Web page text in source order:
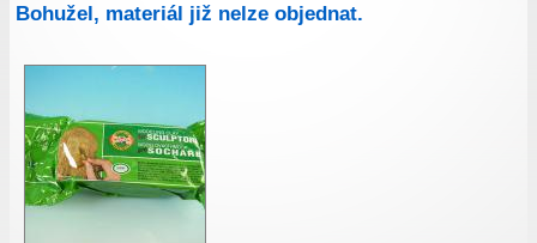
Bohužel, materiál již nelze objednat.